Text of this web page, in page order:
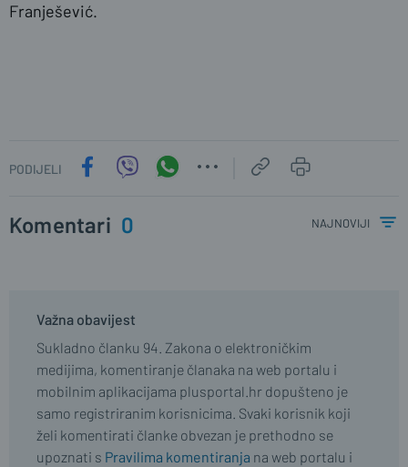
Franješević.
PODIJELI
Komentari 0 najnoviji
Važna obavijest
Sukladno članku 94. Zakona o elektroničkim
medijima, komentiranje članaka na web portalu i
mobilnim aplikacijama plusportal.hr dopušteno je
samo registriranim korisnicima. Svaki korisnik koji
želi komentirati članke obvezan je prethodno se
upoznati s Pravilima komentiranja na web portalu i